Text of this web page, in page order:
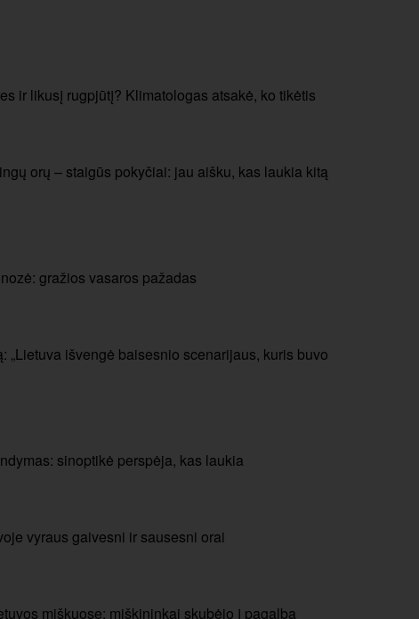
ir likusį rugpjūtį? Klimatologas atsakė, ko tikėtis
orų – staigūs pokyčiai: jau aišku, kas laukia kitą
gražios vasaros pažadas
„Lietuva išvengė baisesnio scenarijaus, kuris buvo
sinoptikė perspėja, kas laukia
vyraus gaivesni ir sausesni orai
miškuose: miškininkai skubėjo į pagalbą